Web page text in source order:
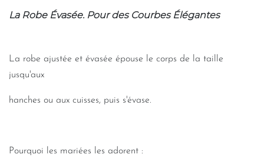
La Robe Évasée. Pour des Courbes Élégantes
La robe ajustée et évasée épouse le corps de la taille
jusqu'aux
hanches ou aux cuisses, puis s'évase.
Pourquoi les mariées les adorent :